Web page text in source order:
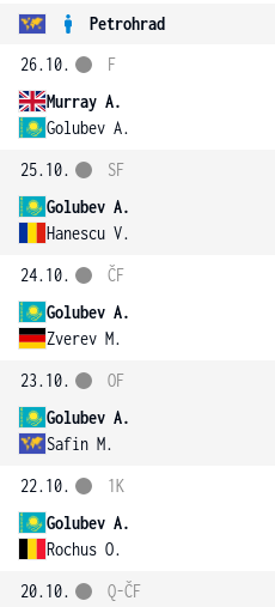
Petrohrad
26.10.
Murray A.
Golubev A.
F
25.10.
Golubev A.
Hanescu V.
SF
24.10.
Golubev A.
Zverev M.
ČF
23.10.
Golubev A.
Safin M.
OF
22.10.
Golubev A.
Rochus O.
1K
20.10.
Q-ČF